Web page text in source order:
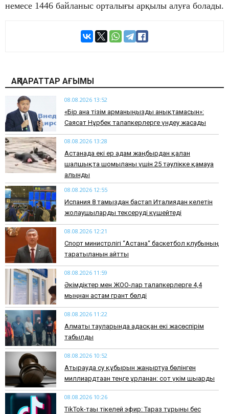
немесе 1446 байланыс орталығы арқылы алуға болады.
АҚПАРАТТАР АҒЫМЫ
08.08.2026 13:52
«Бір ғана тізім арманыңызды анықтамасын»:
Саясат Нұрбек талапкерлерге үндеу жасады
08.08.2026 13:28
Астанада екі ер адам жаңбырдан қалған
шалшықта шомылғаны үшін 25 тәулікке қамауға
алынды
08.08.2026 12:55
Испания 8 тамыздан бастап Италиядан келетін
жолаушыларды тексеруді күшейтеді
08.08.2026 12:21
Спорт министрлігі “Астана“ баскетбол клубының
таратылғанын айтты
08.08.2026 11:59
Әкімдіктер мен ЖОО-лар талапкерлерге 4,4
мыңнан астам грант бөлді
08.08.2026 11:22
Алматы тауларында адасқан екі жасөспірім
табылды
08.08.2026 10:52
Атырауда су құбырын жаңғыртуға бөлінген
миллиардтаған теңге ұрланған: сот үкім шығарды
08.08.2026 10:26
TikTok-тағы тікелей эфир: Тараз тұрғыны бес